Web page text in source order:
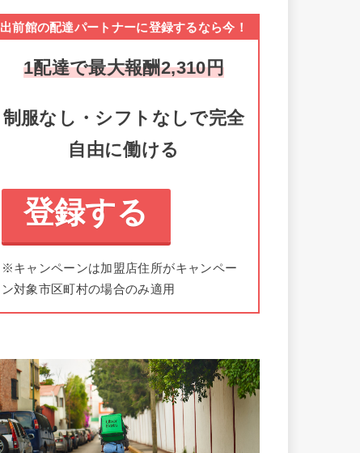
出前館の配達パートナーに登録するなら今！
1配達で最大報酬2,310円
制服なし・シフトなしで完全
自由に働ける
登録する
※キャンペーンは加盟店住所がキャンペー
ン対象市区町村の場合のみ適用